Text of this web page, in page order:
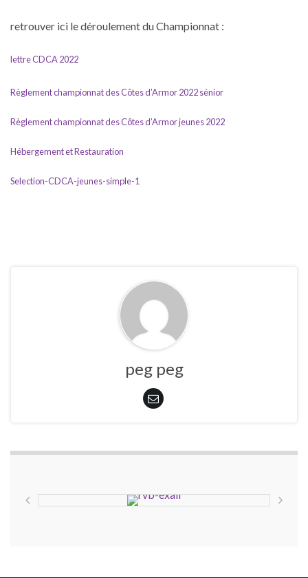
retrouver ici le déroulement du Championnat :
lettre CDCA 2022
Règlement championnat des Côtes d’Armor 2022 sénior
Règlement championnat des Côtes d’Armor jeunes 2022
Hébergement et Restauration
Selection-CDCA-jeunes-simple-1
peg peg